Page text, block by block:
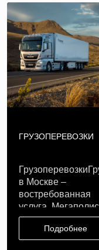
ГРУЗОПЕРЕВОЗКИ
в Москве –
востребованная
услуга. Мегаполис
ведет а..
Подробнее